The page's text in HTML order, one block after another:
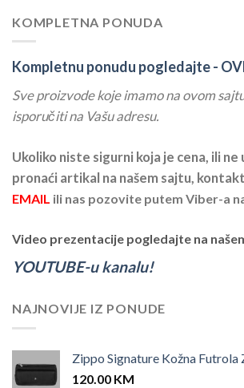
KOMPLETNA PONUDA
Kompletnu ponudu pogledajte -
Sve proizvode koje imamo na ovom
isporučiti na Vašu adresu.
Ukoliko niste sigurni koja je cena, ili
pronaći artikal na našem sajtu,
EMAIL ili nas pozovite putem Viber-a
Video prezentacije pogledajte na
YOUTUBE-u kanalu!
NAJNOVIJE IZ PONUDE
Zippo Signature Kožna Futrola
120.00 KM